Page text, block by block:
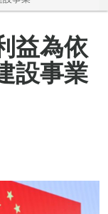
益為依
設事業